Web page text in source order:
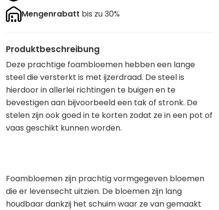
Mengenrabatt bis zu 30%
Produktbeschreibung
Deze prachtige foambloemen hebben een lange
steel die versterkt is met ijzerdraad. De steel is
hierdoor in allerlei richtingen te buigen en te
bevestigen aan bijvoorbeeld een tak of stronk. De
stelen zijn ook goed in te korten zodat ze in een pot of
vaas geschikt kunnen worden.
Foambloemen zijn prachtig vormgegeven bloemen
die er levensecht uitzien. De bloemen zijn lang
houdbaar dankzij het schuim waar ze van gemaakt